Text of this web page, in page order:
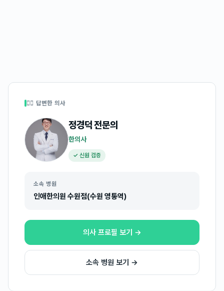
👩‍⚕️ 답변한 의사
정경덕전문의
한의사
✓ 신원 검증
소속 병원
인애한의원 수원점(수원 영통역)
의사 프로필 보기 →
소속 병원 보기 →